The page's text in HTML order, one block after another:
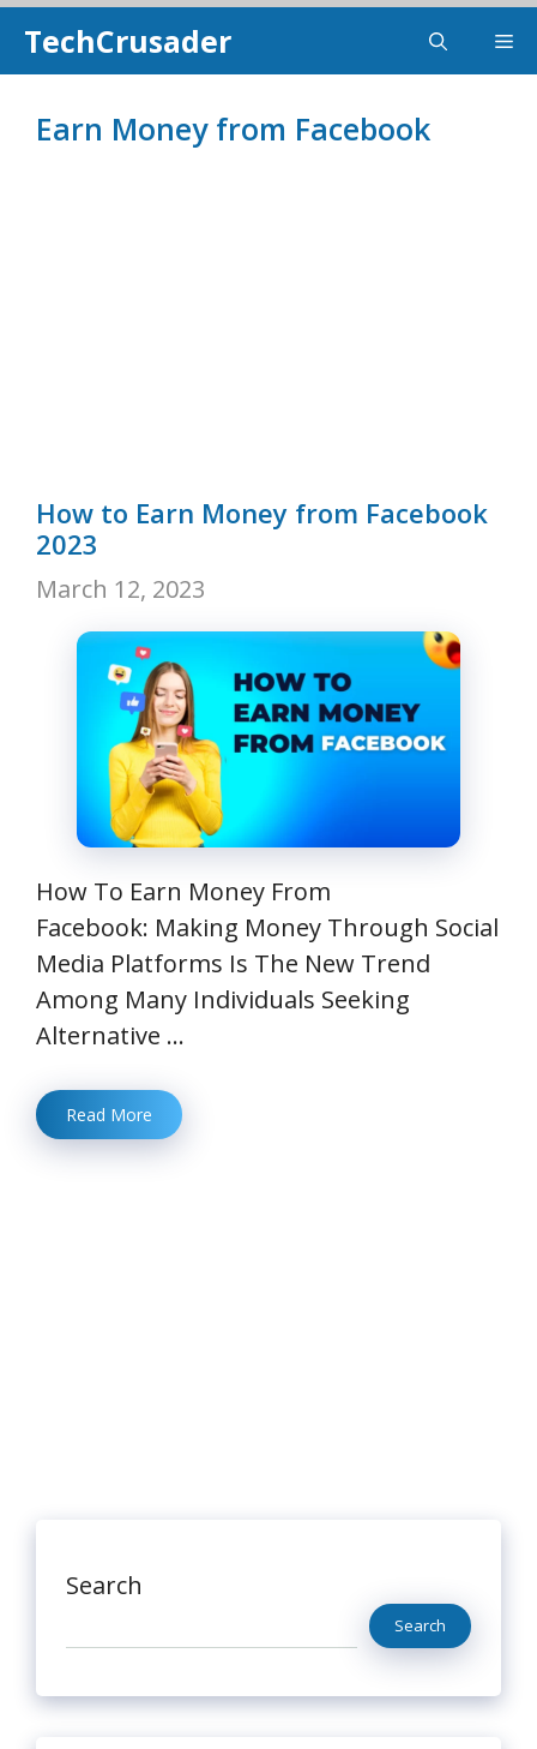
SkipTechCrusader
Earn Money from Facebook
How to Earn Money from Facebook
2023
March 12, 2023
How To Earn Money From
Facebook: Making Money Through Social
Media Platforms Is The New Trend
Among Many Individuals Seeking
Alternative …
Read More
Search
Search